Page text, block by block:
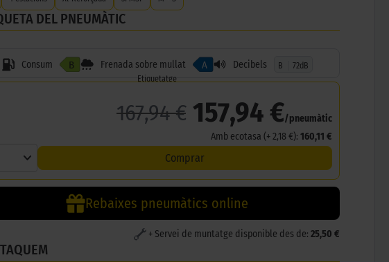
DEL PNEUMÀTIC
Consum B Frenada sobre mullat A Decibels B
72dB
Etiquetatge
167,94 € 157,94 €/pneumàtic
Amb ecotasa (+ 2,18 €): 160,11 €
Comprar
Rebaixes pneumàtics online
+ Servei de muntatge disponible des de: 25,50 €